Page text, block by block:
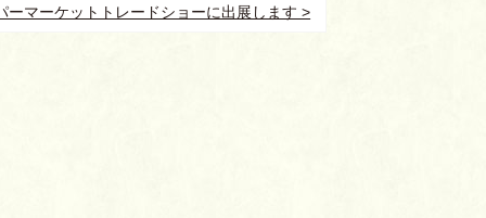
ーマーケットトレードショーに出展します >